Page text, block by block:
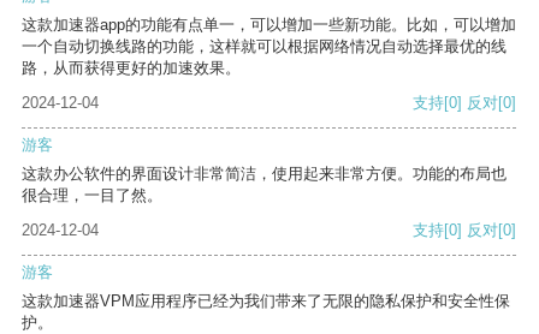
这款加速器app的功能有点单一，可以增加一些新功能。比如，可以增加
一个自动切换线路的功能，这样就可以根据网络情况自动选择最优的线
路，从而获得更好的加速效果。
2024-12-04
支持[0] 反对[0]
游客
这款办公软件的界面设计非常简洁，使用起来非常方便。功能的布局也
很合理，一目了然。
2024-12-04
支持[0] 反对[0]
游客
这款加速器VPM应用程序已经为我们带来了无限的隐私保护和安全性保
护。